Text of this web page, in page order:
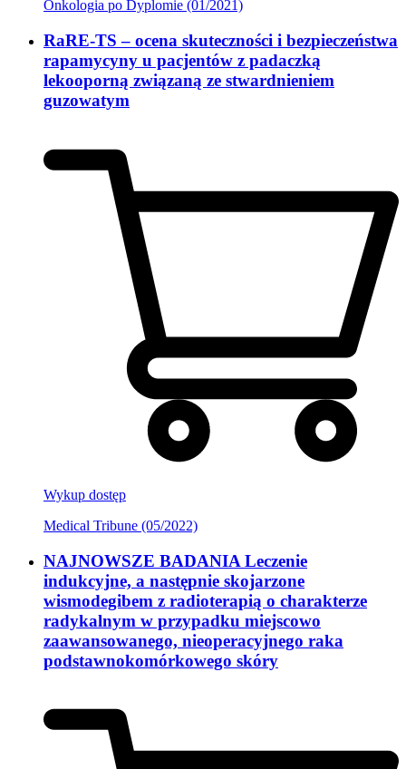
Onkologia po Dyplomie (01/2021)
RaRE-TS – ocena skuteczności i bezpieczeństwa
rapamycyny u pacjentów z padaczką
lekooporną związaną ze stwardnieniem
guzowatym
Wykup dostęp
Medical Tribune (05/2022)
NAJNOWSZE BADANIA Leczenie
indukcyjne, a następnie skojarzone
wismodegibem z radioterapią o charakterze
radykalnym w przypadku miejscowo
zaawansowanego, nieoperacyjnego raka
podstawnokomórkowego skóry